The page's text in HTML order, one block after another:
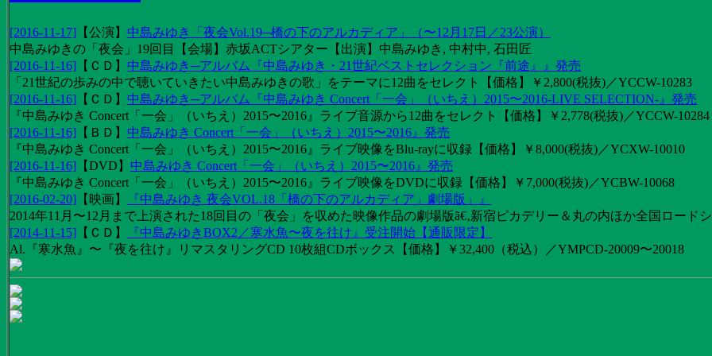
[2016-11-17] 【公演】 中島みゆき「夜会Vol.19─橋の下のアルカディア」（〜12月17日／23公演）
中島みゆきの「夜会」19回目【会場】赤坂ACTシアター【出演】中島みゆき, 中村中, 石田匠
[2016-11-16] 【 ＣＤ 】 中島みゆき─アルバム『中島みゆき・21世紀ベストセレクション『前途』』発売
「21世紀の歩みの中で聴いていきたい中島みゆきの歌」をテーマに12曲をセレクト【価格】￥2,800(税抜)／YCCW-10283
[2016-11-16] 【 ＣＤ 】 中島みゆき─アルバム『中島みゆき Concert「一会」（いちえ）2015〜2016-LIVE SELECTION-』発売
『中島みゆき Concert「一会」（いちえ）2015〜2016』ライブ音源から12曲をセレクト【価格】￥2,778(税抜)／YCCW-10284
[2016-11-16] 【 ＢＤ 】 中島みゆき Concert「一会」（いちえ）2015〜2016』発売
『中島みゆき Concert「一会」（いちえ）2015〜2016』ライブ映像をBlu-rayに収録【価格】￥8,000(税抜)／YCXW-10010
[2016-11-16] 【DVD 】 中島みゆき Concert「一会」（いちえ）2015〜2016』発売
『中島みゆき Concert「一会」（いちえ）2015〜2016』ライブ映像をDVDに収録【価格】￥7,000(税抜)／YCBW-10068
[2016-02-20] 【 映画】
『中島みゆき 夜会VOL.18「橋の下のアルカディア」劇場版」』
2014年11月〜12月まで上演された18回目の「夜会」を収めた映像作品の劇場版ã€‚新宿ピカデリー＆丸の内ほか全国ロード
[2014-11-15] 【 ＣＤ 】
『中島みゆきBOX2／寒水魚〜夜を往け』受注開始【通販限定】
Al.『寒水魚』〜『夜を往け』リマスタリングCD 10枚組CDボックス【価格】￥32,400（税込）／YMPCD-20009〜20018